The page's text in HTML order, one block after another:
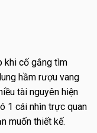
khi cố gắng tìm
hầm rượu vang
tài nguyên hiện
1 cái nhìn trực quan
muốn thiết kế.